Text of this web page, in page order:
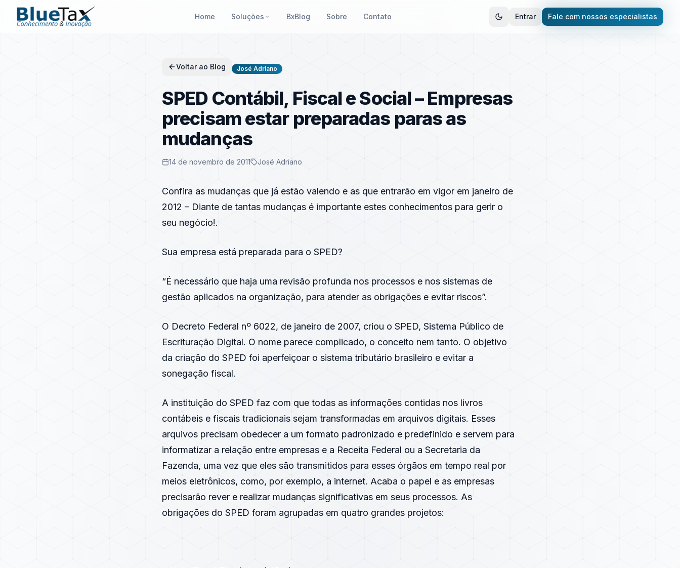
Home Soluções BxBlog Sobre Contato Entrar Fale com nossos especialistas
Voltar ao Blog José Adriano
SPED Contábil, Fiscal e Social – Empresas
precisam estar preparadas paras as
mudanças
14 de novembro de 2011 José Adriano
Confira as mudanças que já estão valendo e as que entrarão em vigor em janeiro de
2012 – Diante de tantas mudanças é importante estes conhecimentos para gerir o
seu negócio!.
Sua empresa está preparada para o SPED?
“É necessário que haja uma revisão profunda nos processos e nos sistemas de
gestão aplicados na organização, para atender as obrigações e evitar riscos”.
O Decreto Federal nº 6022, de janeiro de 2007, criou o SPED, Sistema Público de
Escrituração Digital. O nome parece complicado, o conceito nem tanto. O objetivo
da criação do SPED foi aperfeiçoar o sistema tributário brasileiro e evitar a
sonegação fiscal.
A instituição do SPED faz com que todas as informações contidas nos livros
contábeis e fiscais tradicionais sejam transformadas em arquivos digitais. Esses
arquivos precisam obedecer a um formato padronizado e predefinido e servem para
informatizar a relação entre empresas e a Receita Federal ou a Secretaria da
Fazenda, uma vez que eles são transmitidos para esses órgãos em tempo real por
meios eletrônicos, como, por exemplo, a internet. Acaba o papel e as empresas
precisarão rever e realizar mudanças significativas em seus processos. As
obrigações do SPED foram agrupadas em quatro grandes projetos: